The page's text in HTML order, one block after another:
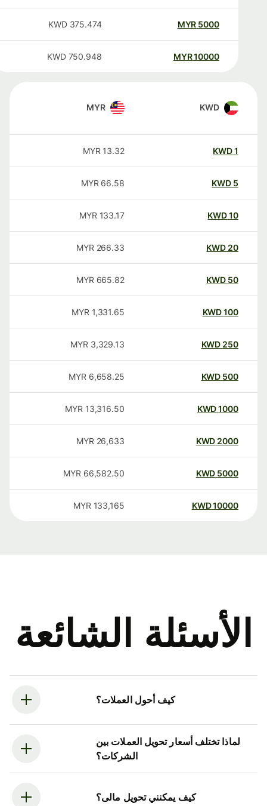
5000
MYR
375.474
KWD
10000
MYR
750.948
KWD
KWD
MYR
KWD
13.32
MYR
KWD
66.58
MYR
KWD
133.17
MYR
20
KWD
266.33
MYR
50
KWD
665.82
MYR
100
KWD
1,331.65
MYR
250
KWD
3,329.13
MYR
500
KWD
6,658.25
MYR
1000
KWD
13,316.50
MYR
2000
KWD
26,633
MYR
5000
KWD
66,582.50
MYR
10000
KWD
133,165
MYR
الأسئلة الشائعة
كيف أحول العملات؟
لماذا تختلف أسعار تحويل العملات بين
الشركات؟
كيف يمكنني تحويل مالى؟